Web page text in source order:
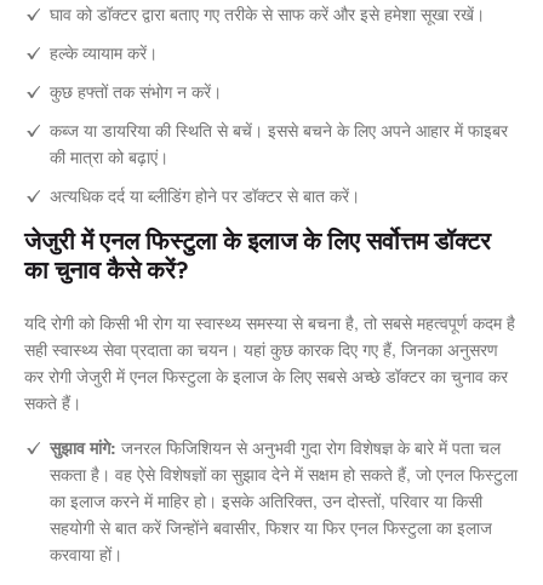
घाव को डॉक्टर द्वारा बताए गए तरीके से साफ करें और इसे हमेशा सूखा रखें।
हल्के व्यायाम करें।
कुछ हफ्तों तक संभोग न करें।
कब्ज या डायरिया की स्थिति से बचें। इससे बचने के लिए अपने आहार में फाइबर
की मात्रा को बढ़ाएं।
अत्यधिक दर्द या ब्लीडिंग होने पर डॉक्टर से बात करें।
जेजुरी में एनल फिस्टुला के इलाज के लिए सर्वोत्तम डॉक्टर
का चुनाव कैसे करें?
यदि रोगी को किसी भी रोग या स्वास्थ्य समस्या से बचना है, तो सबसे महत्वपूर्ण कदम है
सही स्वास्थ्य सेवा प्रदाता का चयन। यहां कुछ कारक दिए गए हैं, जिनका अनुसरण
कर रोगी जेजुरी में एनल फिस्टुला के इलाज के लिए सबसे अच्छे डॉक्टर का चुनाव कर
सकते हैं।
सुझाव मांगे: जनरल फिजिशियन से अनुभवी गुदा रोग विशेषज्ञ के बारे में पता चल
सकता है। वह ऐसे विशेषज्ञों का सुझाव देने में सक्षम हो सकते हैं, जो एनल फिस्टुला
का इलाज करने में माहिर हो। इसके अतिरिक्त, उन दोस्तों, परिवार या किसी
सहयोगी से बात करें जिन्होंने बवासीर, फिशर या फिर एनल फिस्टुला का इलाज
करवाया हों।